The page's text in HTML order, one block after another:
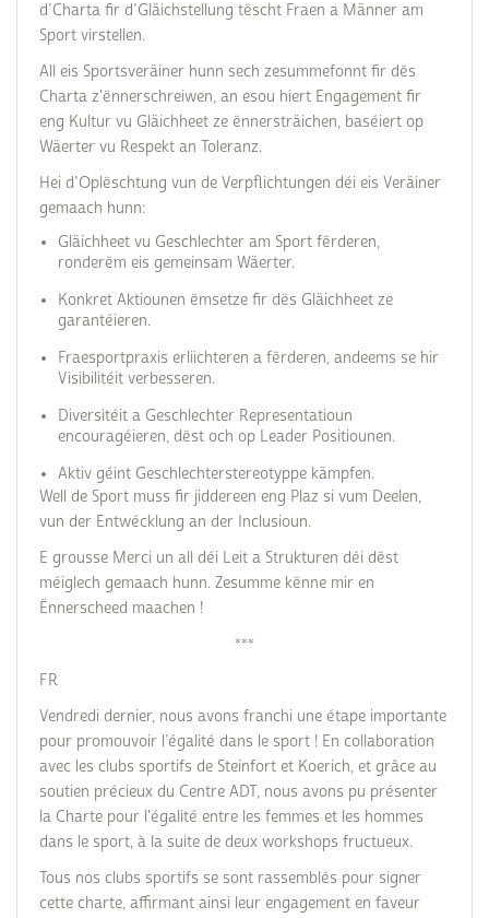
d’Charta fir d’Gläichstellung tëscht Fraen a Männer am
Sport virstellen.
All eis Sportsveräiner hunn sech zesummefonnt fir dës
Charta z'ënnerschreiwen, an esou hiert Engagement fir
eng Kultur vu Gläichheet ze ënnersträichen, baséiert op
Wäerter vu Respekt an Toleranz.
Hei d’Oplëschtung vun de Verpflichtungen déi eis Veräiner
gemaach hunn:
Gläichheet vu Geschlechter am Sport fërderen,
ronderëm eis gemeinsam Wäerter.
Konkret Aktiounen ëmsetze fir dës Gläichheet ze
garantéieren.
Fraesportpraxis erliichteren a fërderen, andeems se hir
Visibilitéit verbesseren.
Diversitéit a Geschlechter Representatioun
encouragéieren, dëst och op Leader Positiounen.
Aktiv géint Geschlechterstereotyppe kämpfen.
Well de Sport muss fir jiddereen eng Plaz si vum Deelen,
vun der Entwécklung an der Inclusioun.
E grousse Merci un all déi Leit a Strukturen déi dëst
méiglech gemaach hunn. Zesumme kënne mir en
Ënnerscheed maachen !
***
FR
Vendredi dernier, nous avons franchi une étape importante
pour promouvoir l’égalité dans le sport ! En collaboration
avec les clubs sportifs de Steinfort et Koerich, et grâce au
soutien précieux du Centre ADT, nous avons pu présenter
la Charte pour l'égalité entre les femmes et les hommes
dans le sport, à la suite de deux workshops fructueux.
Tous nos clubs sportifs se sont rassemblés pour signer
cette charte, affirmant ainsi leur engagement en faveur